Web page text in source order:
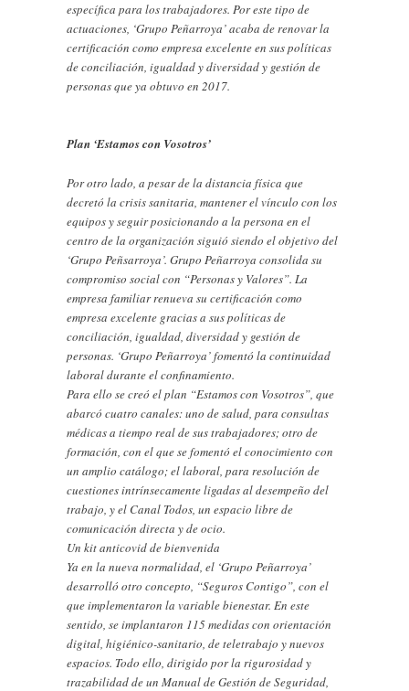
específica para los trabajadores. Por este tipo de
actuaciones, ‘Grupo Peñarroya’ acaba de renovar la
certificación como empresa excelente en sus políticas
de conciliación, igualdad y diversidad y gestión de
personas que ya obtuvo en 2017.
Plan ‘Estamos con Vosotros’
Por otro lado, a pesar de la distancia física que
decretó la crisis sanitaria, mantener el vínculo con los
equipos y seguir posicionando a la persona en el
centro de la organización siguió siendo el objetivo del
‘Grupo Peñsarroya’. Grupo Peñarroya consolida su
compromiso social con “Personas y Valores”. La
empresa familiar renueva su certificación como
empresa excelente gracias a sus políticas de
conciliación, igualdad, diversidad y gestión de
personas. ‘Grupo Peñarroya’ fomentó la continuidad
laboral durante el confinamiento.
Para ello se creó el plan “Estamos con Vosotros”, que
abarcó cuatro canales: uno de salud, para consultas
médicas a tiempo real de sus trabajadores; otro de
formación, con el que se fomentó el conocimiento con
un amplio catálogo; el laboral, para resolución de
cuestiones intrínsecamente ligadas al desempeño del
trabajo, y el Canal Todos, un espacio libre de
comunicación directa y de ocio.
Un kit anticovid de bienvenida
Ya en la nueva normalidad, el ‘Grupo Peñarroya’
desarrolló otro concepto, “Seguros Contigo”, con el
que implementaron la variable bienestar. En este
sentido, se implantaron 115 medidas con orientación
digital, higiénico-sanitario, de teletrabajo y nuevos
espacios. Todo ello, dirigido por la rigurosidad y
trazabilidad de un Manual de Gestión de Seguridad,